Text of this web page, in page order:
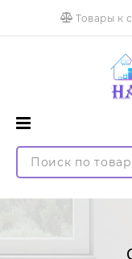
Товары к
Каталог
Монтаж